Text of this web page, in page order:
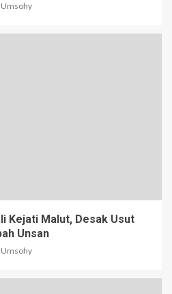
Kejati Malut, Desak Usut
Unsan